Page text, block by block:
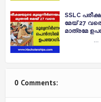
SSLC
മേയ് 27
മാത്രമേ
…
0 Comments: